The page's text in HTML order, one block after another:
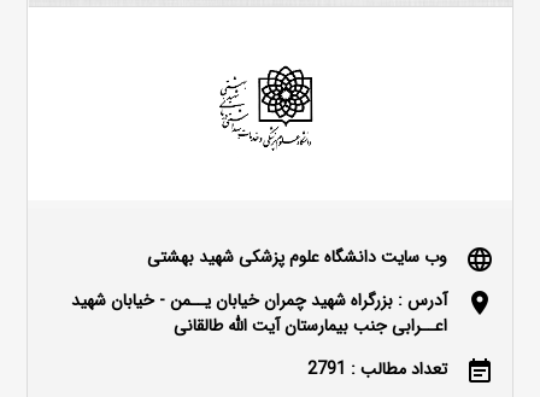
language وب سایت دانشگاه علوم پزشکی شهید بهشتی
location_on
آدرس : بزرگراه شهید چمران خیابان یــمن - خیابان شهید
اعــرابی جنب بیمارستان آیت الله طالقانی
event_note تعداد مطالب : 2791